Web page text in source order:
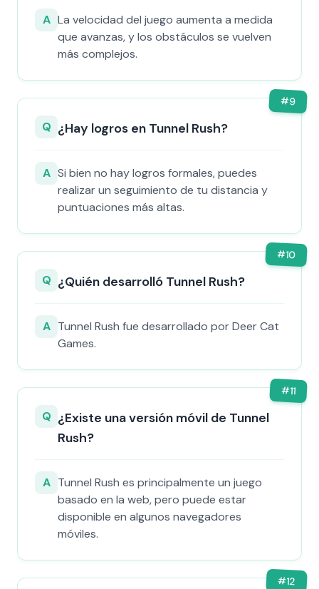
A La velocidad del juego aumenta a medida
que avanzas, y los obstáculos se vuelven
más complejos.
#9
Q ¿Hay logros en Tunnel Rush?
A Si bien no hay logros formales, puedes
realizar un seguimiento de tu distancia y
puntuaciones más altas.
#10
Q ¿Quién desarrolló Tunnel Rush?
A Tunnel Rush fue desarrollado por Deer Cat
Games.
#11
Q ¿Existe una versión móvil de Tunnel
Rush?
A Tunnel Rush es principalmente un juego
basado en la web, pero puede estar
disponible en algunos navegadores
móviles.
#12